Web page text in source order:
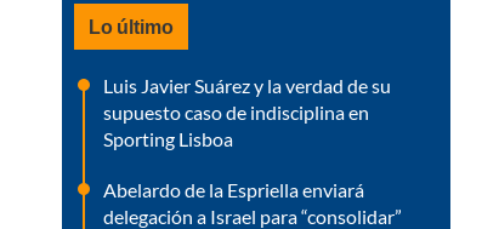
Lo último
Luis Javier Suárez y la verdad de su
supuesto caso de indisciplina en
Sporting Lisboa
Abelardo de la Espriella enviará
delegación a Israel para “consolidar”